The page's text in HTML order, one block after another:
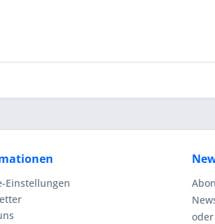
Einstellungen